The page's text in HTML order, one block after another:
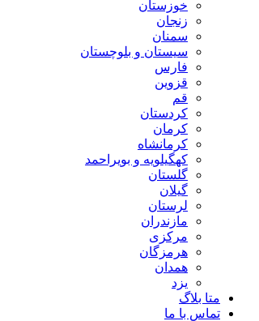
خوزستان
زنجان
سمنان
سیستان و بلوچستان
فارس
قزوین
قم
کردستان
کرمان
کرمانشاه
کهگیلویه و بویراحمد
گلستان
گیلان
لرستان
مازندران
مرکزی
هرمزگان
همدان
یزد
متا بلاگ
تماس با ما